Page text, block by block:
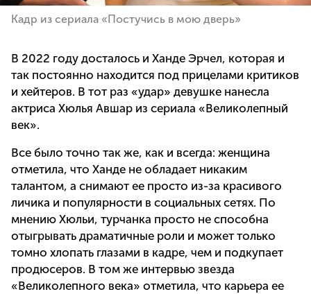
Кадр из сериала «Постучись в мою дверь»
В 2022 году досталось и Ханде Эрчел, которая и
так постоянно находится под прицелами критиков
и хейтеров. В тот раз «удар» девушке нанесла
актриса Хюлья Авшар из сериала «Великолепный
век».
Все было точно так же, как и всегда: женщина
отметила, что Ханде не обладает никаким
талантом, а снимают ее просто из-за красивого
личика и популярности в социальных сетях. По
мнению Хюльи, турчанка просто не способна
отыгрывать драматичные роли и может только
томно хлопать глазами в кадре, чем и подкупает
продюсеров. В том же интервью звезда
«Великолепного века» отметила, что карьера ее